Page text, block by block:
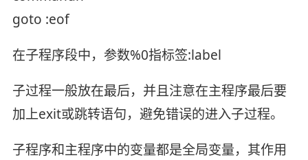
goto :eof
在子程序段中，参数%0指标签:label
子过程一般放在最后，并且注意在主程序最后要
加上exit或跳转语句，避免错误的进入子过程。
子程序和主程序中的变量都是全局变量，其作用